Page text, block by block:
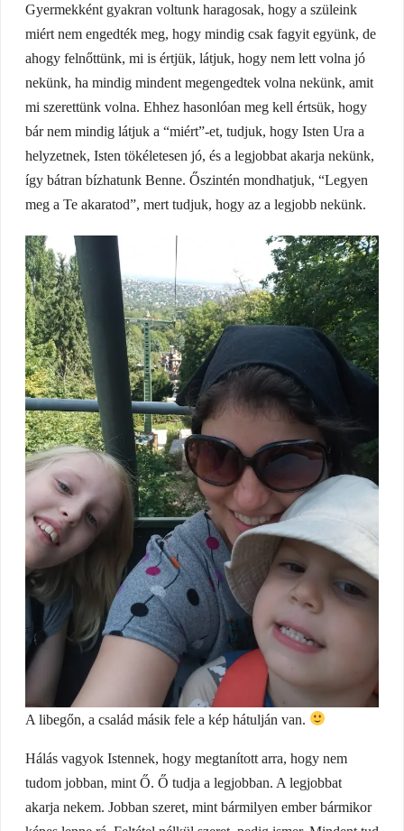
Gyermekként gyakran voltunk haragosak, hogy a szüleink
miért nem engedték meg, hogy mindig csak fagyit együnk, de
ahogy felnőttünk, mi is értjük, látjuk, hogy nem lett volna jó
nekünk, ha mindig mindent megengedtek volna nekünk, amit
mi szerettünk volna. Ehhez hasonlóan meg kell értsük, hogy
bár nem mindig látjuk a “miért”-et, tudjuk, hogy Isten Ura a
helyzetnek, Isten tökéletesen jó, és a legjobbat akarja nekünk,
így bátran bízhatunk Benne. Őszintén mondhatjuk, “Legyen
meg a Te akaratod”, mert tudjuk, hogy az a legjobb nekünk.
A libegőn, a család másik fele a kép hátulján van.
Hálás vagyok Istennek, hogy megtanított arra, hogy nem
tudom jobban, mint Ő. Ő tudja a legjobban. A legjobbat
akarja nekem. Jobban szeret, mint bármilyen ember bármikor